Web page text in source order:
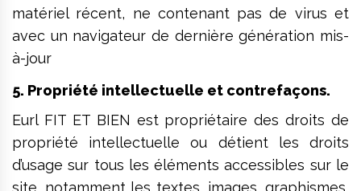
matériel récent, ne contenant pas de virus et
avec un navigateur de dernière génération mis-
à-jour
5. Propriété intellectuelle et contrefaçons.
Eurl FIT ET BIEN est propriétaire des droits de
propriété intellectuelle ou détient les droits
d’usage sur tous les éléments accessibles sur le
site, notamment les textes, images, graphismes,